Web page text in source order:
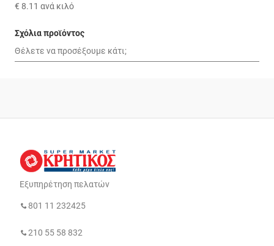
€ 8.11 ανά κιλό
Σχόλια προϊόντος
Εξυπηρέτηση πελατών
801 11 232425
210 55 58 832